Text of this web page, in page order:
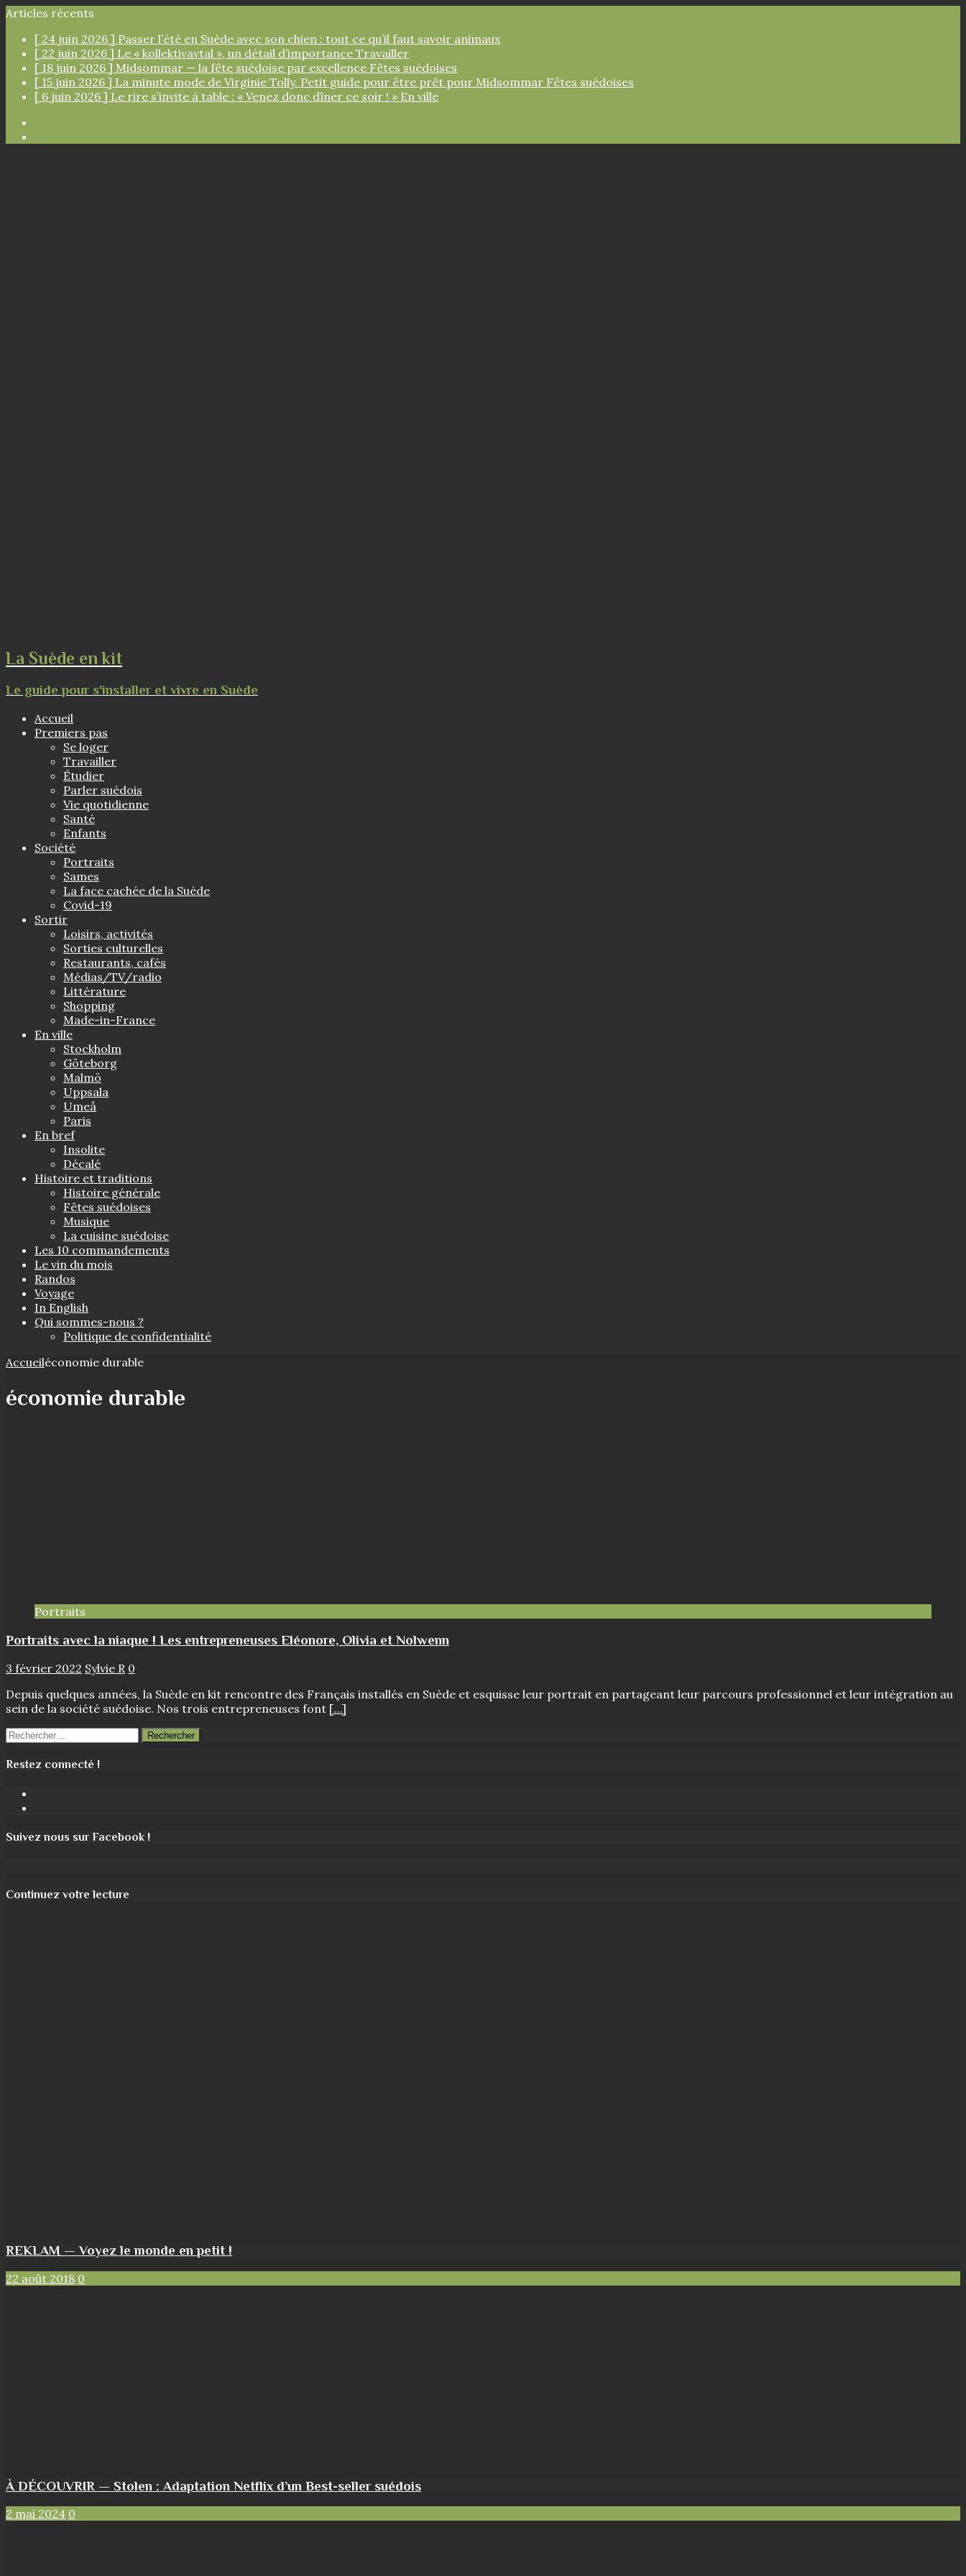
Articles récents
[ 24 juin 2026 ] Passer l’été en Suède avec son chien : tout ce qu’il faut savoir animaux
[ 22 juin 2026 ] Le « kollektivavtal », un détail d’importance Travailler
[ 18 juin 2026 ] Midsommar — la fête suédoise par excellence Fêtes suédoises
[ 15 juin 2026 ] La minute mode de Virginie Tolly. Petit guide pour être prêt pour Midsommar Fêtes suédoises
[ 6 juin 2026 ] Le rire s’invite à table : « Venez donc dîner ce soir ! » En ville
La Suède en kit
Le guide pour s'installer et vivre en Suède
Accueil
Premiers pas
Se loger
Travailler
Étudier
Parler suédois
Vie quotidienne
Santé
Enfants
Société
Portraits
Sames
La face cachée de la Suède
Covid-19
Sortir
Loisirs, activités
Sorties culturelles
Restaurants, cafés
Médias/TV/radio
Littérature
Shopping
Made-in-France
En ville
Stockholm
Göteborg
Malmö
Uppsala
Umeå
Paris
En bref
Insolite
Décalé
Histoire et traditions
Histoire générale
Fêtes suédoises
Musique
La cuisine suédoise
Les 10 commandements
Le vin du mois
Randos
Voyage
In English
Qui sommes-nous ?
Politique de confidentialité
Accueiléconomie durable
économie durable
Portraits
Portraits avec la niaque ! Les entrepreneuses Eléonore, Olivia et Nolwenn
3 février 2022 Sylvie R 0
Depuis quelques années, la Suède en kit rencontre des Français installés en Suède et esquisse leur portrait en partageant leur parcours professionnel et leur intégration au
sein de la société suédoise. Nos trois entrepreneuses font […]
Rechercher :
Restez connecté !
Suivez nous sur Facebook !
Continuez votre lecture
REKLAM — Voyez le monde en petit !
22 août 2018 0
À DÉCOUVRIR — Stolen : Adaptation Netflix d’un Best-seller suédois
2 mai 2024 0